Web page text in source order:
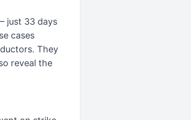
just 33 days
cases
They
reveal the